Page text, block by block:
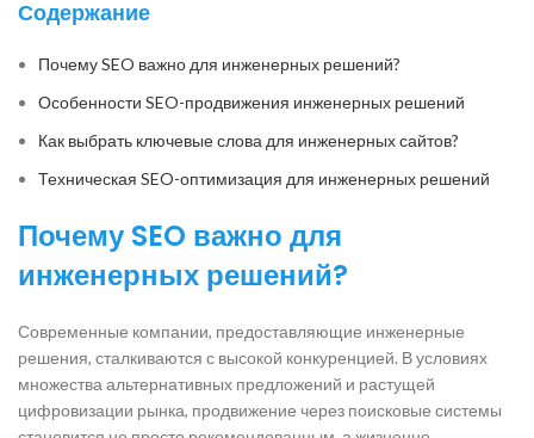
Содержание
Почему SEO важно для инженерных решений?
Особенности SEO-продвижения инженерных решений
Как выбрать ключевые слова для инженерных сайтов?
Техническая SEO-оптимизация для инженерных решений
Почему SEO важно для
инженерных решений?
Современные компании, предоставляющие инженерные
решения, сталкиваются с высокой конкуренцией. В условиях
множества альтернативных предложений и растущей
цифровизации рынка, продвижение через поисковые системы